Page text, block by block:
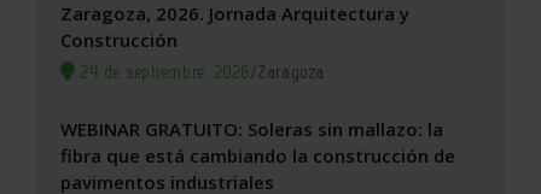
Zaragoza, 2026. Jornada Arquitectura y
Construcción
24 de septiembre, 2026/Zaragoza
WEBINAR GRATUITO: Soleras sin mallazo: la
fibra que está cambiando la construcción de
pavimentos industriales